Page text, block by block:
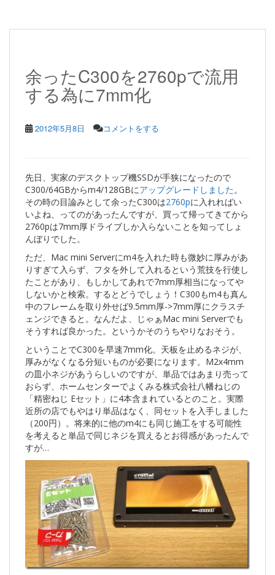
余ったC300を2760pで流用
する為に7mm化
2012年5月8日 コメントをする
先日、実家のデスクトップ機SSDが手狭になったので
C300/64GBからm4/128GBにアップグレードしました。
その時の目論みとして余ったC300は2760pに入れればい
いよね、ってのがあったんですが、買って帰ってきてから
2760pは7mm厚ドライブしか入らないことを知ってしょ
んぼりでした。
ただ、Mac mini Serverにm4を入れた時も微妙に厚みがあ
りすぎて入らず、フタを外して入れるという荒技を行使し
たことがあり、もしかしてあれで7mm厚相当になってや
しないかと検索。するとどうでしょう！C300もm4も真ん
中のフレームを取り外せば9.5mm厚->7mm厚にクラスチ
ェンジできると。なんだよ、じゃぁMac mini Serverでも
そうすれば良かった。というかそのうちやりなおそう。
ということでC300を早速7mm化。天板を止めるネジが、
厚みがなくなる分短いものが必要になります。M2x4mm
の皿小ネジがあうらしいのですが、単品ではあまり売って
おらず、ホームセンターでよくみる株式会社八幡ねじの
「精密ねじ Eセット」に4本含まれているとのこと。実際
近所の店でもやはり単品はなく、同セットを入手しました
（200円）。将来的に他のm4にも同じ施工をする可能性
を考えると単品で同じネジを買えるとお得感があったんで
すが…